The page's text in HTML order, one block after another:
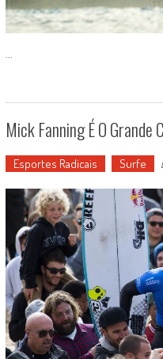
Mick Fanning É O Grande
Esportes Radicais Surfe